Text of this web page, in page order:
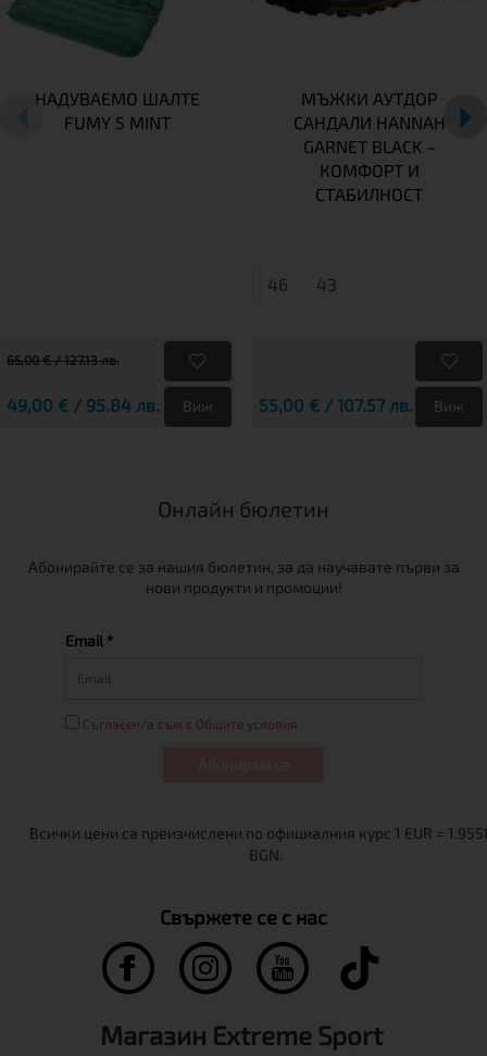
НАДУВАЕМО ШАЛТЕ
FUMY 5 MINT
65,00 € / 127.13 лв.
49,00 € / 95.84 лв. Виж
МЪЖКИ АУТДОР
САНДАЛИ HANNAH
GARNET BLACK –
КОМФОРТ И
СТАБИЛНОСТ
46 43
55,00 € / 107.57 лв. Виж
Онлайн бюлетин
Абонирайте се за нашия бюлетин, за да научавате първи за
нови продукти и промоции!
Email *
Съгласен/а съм с Общите условия
Свържете се с нас
Магазин Extreme Sport